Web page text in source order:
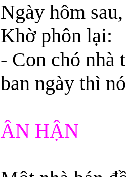
Ngày hôm
Khờ phôn lại:
- Con chó nhà
ban ngày thì
ÂN HẬN